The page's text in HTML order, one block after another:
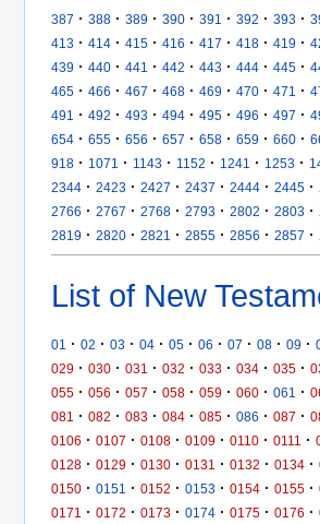
387 · 388 · 389 · 390 · 391 · 392 · 393 ·
413 · 414 · 415 · 416 · 417 · 418 · 419 ·
439 · 440 · 441 · 442 · 443 · 444 · 445 ·
465 · 466 · 467 · 468 · 469 · 470 · 471 ·
491
· 492 · 493 · 494 · 495 · 496 · 497 ·
654 · 655 · 656 · 657 · 658 · 659 · 660 ·
918 · 1071 · 1143 · 1152 · 1241 · 1253 ·
2344 · 2423 · 2427 · 2437 · 2444 · 2445 ·
2766 · 2767 · 2768 · 2793 · 2802 · 2803 ·
2819 · 2820 · 2821 · 2855 · 2856 · 2857 ·
List of New
01 · 02 · 03 · 04 · 05 · 06 · 07 · 08 · 09 ·
029 · 030 · 031 · 032 · 033 · 034 · 035 ·
055 · 056 · 057 · 058 · 059 · 060 · 061 ·
081
· 082 · 083 · 084 · 085 · 086 · 087 ·
0106 · 0107 · 0108 · 0109 · 0110 · 0111 ·
0128 · 0129 · 0130 · 0131 · 0132 · 0134 ·
0150 · 0151 · 0152 · 0153 · 0154 · 0155 ·
0171
· 0172 · 0173 · 0174 · 0175 · 0176 ·